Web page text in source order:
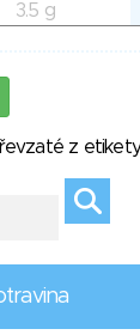
3.5 g
z